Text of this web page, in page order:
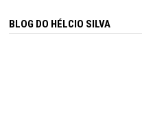
BLOG DO HÉLCIO SILVA